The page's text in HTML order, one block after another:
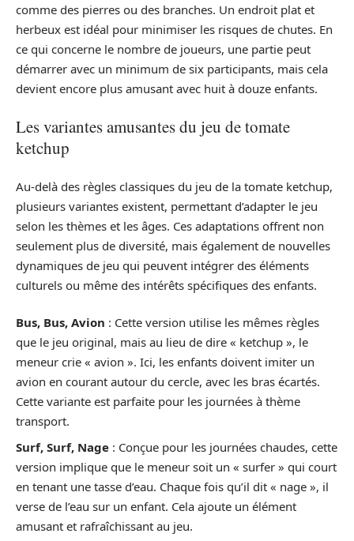
comme des pierres ou des branches. Un endroit plat et
herbeux est idéal pour minimiser les risques de chutes. En
ce qui concerne le nombre de joueurs, une partie peut
démarrer avec un minimum de six participants, mais cela
devient encore plus amusant avec huit à douze enfants.
Les variantes amusantes du jeu de tomate
ketchup
Au-delà des règles classiques du jeu de la tomate ketchup,
plusieurs variantes existent, permettant d’adapter le jeu
selon les thèmes et les âges. Ces adaptations offrent non
seulement plus de diversité, mais également de nouvelles
dynamiques de jeu qui peuvent intégrer des éléments
culturels ou même des intérêts spécifiques des enfants.
Bus, Bus, Avion : Cette version utilise les mêmes règles
que le jeu original, mais au lieu de dire « ketchup », le
meneur crie « avion ». Ici, les enfants doivent imiter un
avion en courant autour du cercle, avec les bras écartés.
Cette variante est parfaite pour les journées à thème
transport.
Surf, Surf, Nage : Conçue pour les journées chaudes, cette
version implique que le meneur soit un « surfer » qui court
en tenant une tasse d’eau. Chaque fois qu’il dit « nage », il
verse de l’eau sur un enfant. Cela ajoute un élément
amusant et rafraîchissant au jeu.